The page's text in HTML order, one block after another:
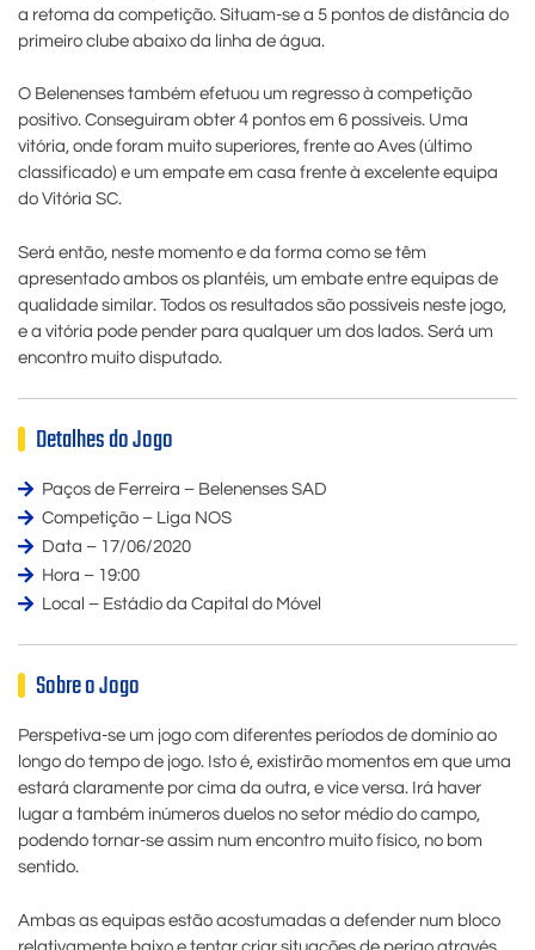
a retoma da competição. Situam-se a 5 pontos de distância do
primeiro clube abaixo da linha de água.
O Belenenses também efetuou um regresso à competição
positivo. Conseguiram obter 4 pontos em 6 possíveis. Uma
vitória, onde foram muito superiores, frente ao Aves (último
classificado) e um empate em casa frente à excelente equipa
do Vitória SC.
Será então, neste momento e da forma como se têm
apresentado ambos os plantéis, um embate entre equipas de
qualidade similar. Todos os resultados são possíveis neste jogo,
e a vitória pode pender para qualquer um dos lados. Será um
encontro muito disputado.
Detalhes do Jogo
Paços de Ferreira – Belenenses SAD
Competição – Liga NOS
Data – 17/06/2020
Hora – 19:00
Local – Estádio da Capital do Móvel
Sobre o Jogo
Perspetiva-se um jogo com diferentes períodos de domínio ao
longo do tempo de jogo. Isto é, existirão momentos em que uma
estará claramente por cima da outra, e vice versa. Irá haver
lugar a também inúmeros duelos no setor médio do campo,
podendo tornar-se assim num encontro muito físico, no bom
sentido.
Ambas as equipas estão acostumadas a defender num bloco